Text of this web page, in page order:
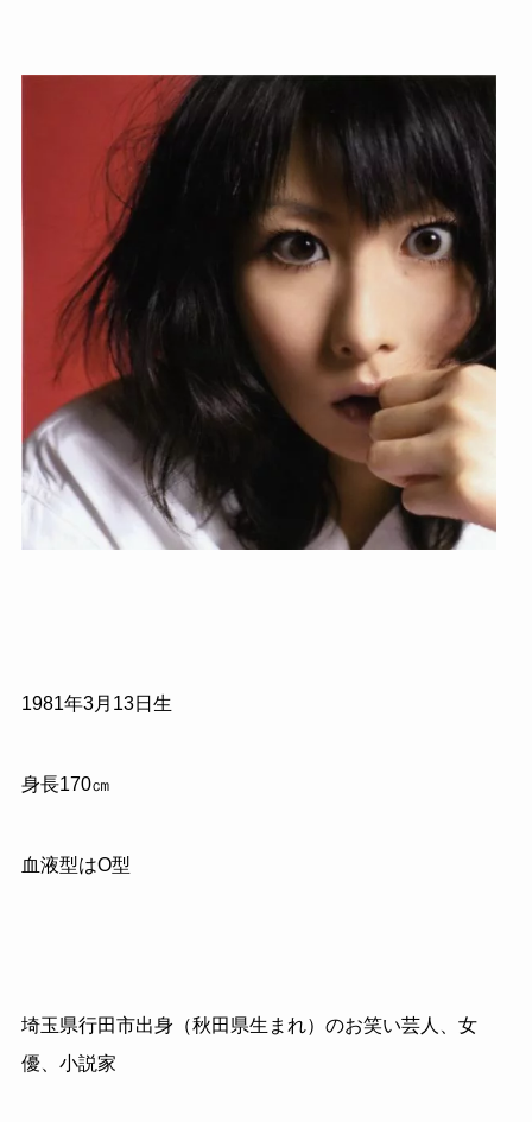
1981年3月 13日生
身長170㎝
血液型はO型
埼玉県行田市出身（秋田県生まれ）のお笑い芸人、女
優、小説家